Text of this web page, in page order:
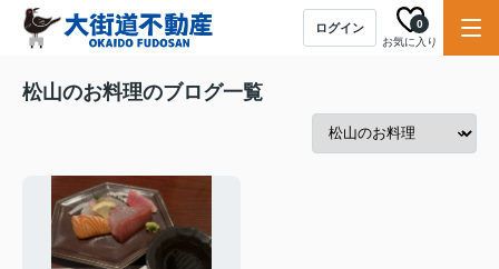
ログイン
お気に入り
0
松山のお料理のブログ一覧